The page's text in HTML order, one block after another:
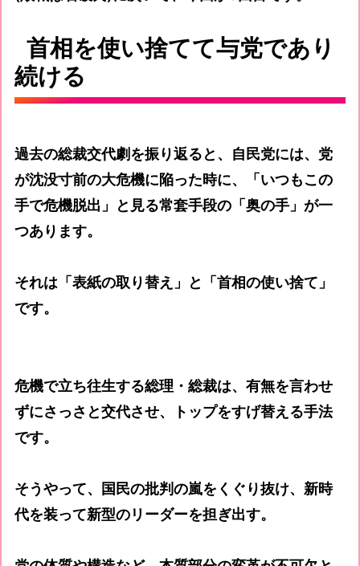
首相を使い捨てて与党であり
続ける
過去の総裁交代劇を振り返ると、自民党には、党
が沈没寸前の大危機に陥った時に、「いつもこの
手で危機脱出」と見る常套手段の「奥の手」が一
つあります。
それは「表紙の取り替え」と「首相の使い捨て」
です。
危機で立ち往生する総理・総裁は、有無を言わせ
ずにさっさと交代させ、トップをすげ替える手法
です。
そうやって、国民の批判の嵐をくぐり抜け、新時
代を装って新型のリーダーを担ぎ出す。